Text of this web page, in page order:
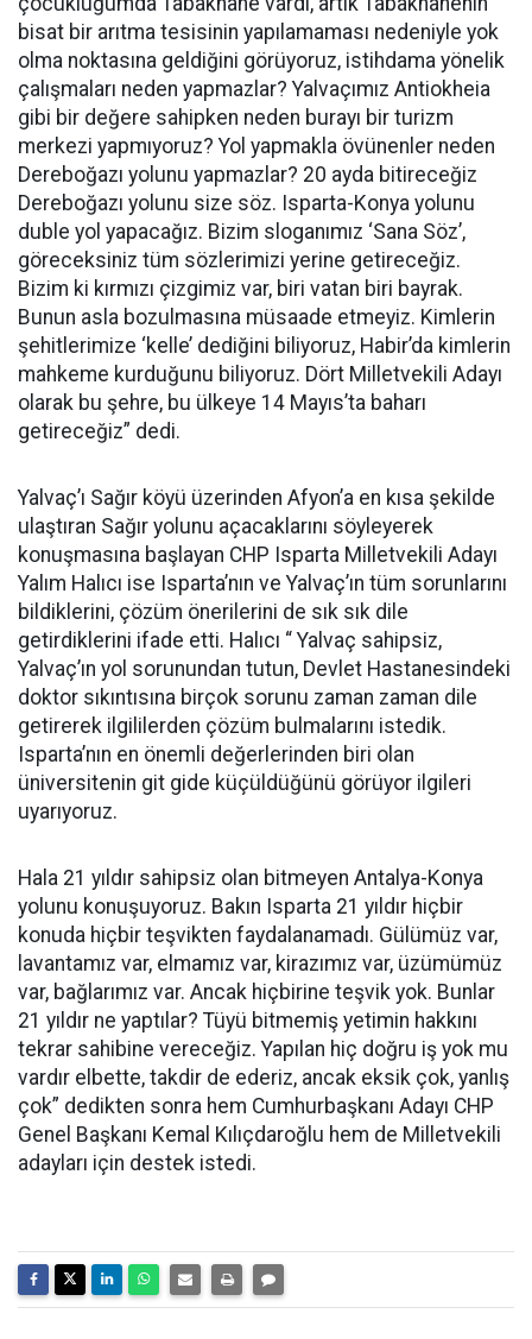
bisat bir arıtma tesisinin yapılamaması nedeniyle yok
olma noktasına geldiğini görüyoruz, istihdama yönelik
çalışmaları neden yapmazlar? Yalvaçımız Antiokheia
gibi bir değere sahipken neden burayı bir turizm
merkezi yapmıyoruz? Yol yapmakla övünenler neden
Dereboğazı yolunu yapmazlar? 20 ayda bitireceğiz
Dereboğazı yolunu size söz. Isparta-Konya yolunu
duble yol yapacağız. Bizim sloganımız ‘Sana Söz’,
göreceksiniz tüm sözlerimizi yerine getireceğiz.
Bizim ki kırmızı çizgimiz var, biri vatan biri bayrak.
Bunun asla bozulmasına müsaade etmeyiz. Kimlerin
şehitlerimize ‘kelle’ dediğini biliyoruz, Habir’da kimlerin
mahkeme kurduğunu biliyoruz. Dört Milletvekili Adayı
olarak bu şehre, bu ülkeye 14 Mayıs’ta baharı
getireceğiz” dedi.
Yalvaç’ı Sağır köyü üzerinden Afyon’a en kısa şekilde
ulaştıran Sağır yolunu açacaklarını söyleyerek
konuşmasına başlayan CHP Isparta Milletvekili Adayı
Yalım Halıcı ise Isparta’nın ve Yalvaç’ın tüm sorunlarını
bildiklerini, çözüm önerilerini de sık sık dile
getirdiklerini ifade etti. Halıcı “ Yalvaç sahipsiz,
Yalvaç’ın yol sorunundan tutun, Devlet Hastanesindeki
doktor sıkıntısına birçok sorunu zaman zaman dile
getirerek ilgililerden çözüm bulmalarını istedik.
Isparta’nın en önemli değerlerinden biri olan
üniversitenin git gide küçüldüğünü görüyor ilgileri
uyarıyoruz.
Hala 21 yıldır sahipsiz olan bitmeyen Antalya-Konya
yolunu konuşuyoruz. Bakın Isparta 21 yıldır hiçbir
konuda hiçbir teşvikten faydalanamadı. Gülümüz var,
lavantamız var, elmamız var, kirazımız var, üzümümüz
var, bağlarımız var. Ancak hiçbirine teşvik yok. Bunlar
21 yıldır ne yaptılar? Tüyü bitmemiş yetimin hakkını
tekrar sahibine vereceğiz. Yapılan hiç doğru iş yok mu
vardır elbette, takdir de ederiz, ancak eksik çok, yanlış
çok” dedikten sonra hem Cumhurbaşkanı Adayı CHP
Genel Başkanı Kemal Kılıçdaroğlu hem de Milletvekili
adayları için destek istedi.